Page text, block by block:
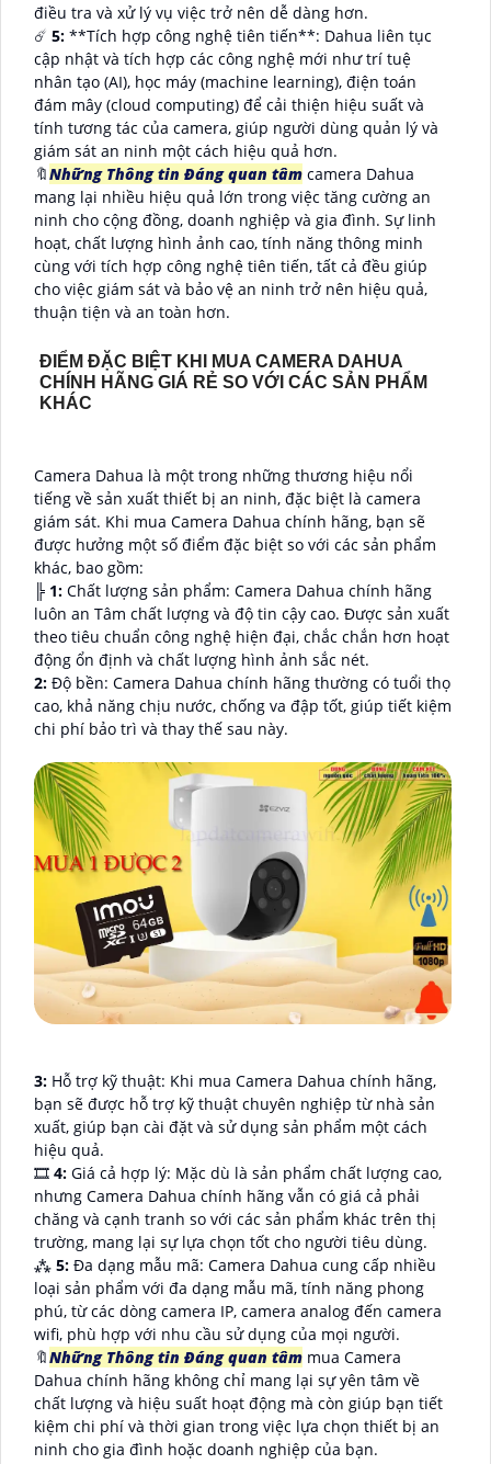
điều tra và xử lý vụ việc trở nên dễ dàng hơn.
☄️ 5: **Tích hợp công nghệ tiên tiến**: Dahua liên tục
cập nhật và tích hợp các công nghệ mới như trí tuệ
nhân tạo (AI), học máy (machine learning), điện toán
đám mây (cloud computing) để cải thiện hiệu suất và
tính tương tác của camera, giúp người dùng quản lý và
giám sát an ninh một cách hiệu quả hơn.
🔖Những Thông tin Đáng quan tâm camera Dahua
mang lại nhiều hiệu quả lớn trong việc tăng cường an
ninh cho cộng đồng, doanh nghiệp và gia đình. Sự linh
hoạt, chất lượng hình ảnh cao, tính năng thông minh
cùng với tích hợp công nghệ tiên tiến, tất cả đều giúp
cho việc giám sát và bảo vệ an ninh trở nên hiệu quả,
thuận tiện và an toàn hơn.
ĐIỂM ĐẶC BIỆT KHI MUA CAMERA DAHUA
CHÍNH HÃNG GIÁ RẺ SO VỚI CÁC SẢN PHẨM
KHÁC
Camera Dahua là một trong những thương hiệu nổi
tiếng về sản xuất thiết bị an ninh, đặc biệt là camera
giám sát. Khi mua Camera Dahua chính hãng, bạn sẽ
được hưởng một số điểm đặc biệt so với các sản phẩm
khác, bao gồm:
╠ 1: Chất lượng sản phẩm: Camera Dahua chính hãng
luôn an Tâm chất lượng và độ tin cậy cao. Được sản xuất
theo tiêu chuẩn công nghệ hiện đại, chắc chắn hơn hoạt
động ổn định và chất lượng hình ảnh sắc nét.
2: Độ bền: Camera Dahua chính hãng thường có tuổi thọ
cao, khả năng chịu nước, chống va đập tốt, giúp tiết kiệm
chi phí bảo trì và thay thế sau này.
3: Hỗ trợ kỹ thuật: Khi mua Camera Dahua chính hãng,
bạn sẽ được hỗ trợ kỹ thuật chuyên nghiệp từ nhà sản
xuất, giúp bạn cài đặt và sử dụng sản phẩm một cách
hiệu quả.
🎞 4: Giá cả hợp lý: Mặc dù là sản phẩm chất lượng cao,
nhưng Camera Dahua chính hãng vẫn có giá cả phải
chăng và cạnh tranh so với các sản phẩm khác trên thị
trường, mang lại sự lựa chọn tốt cho người tiêu dùng.
⁂ 5: Đa dạng mẫu mã: Camera Dahua cung cấp nhiều
loại sản phẩm với đa dạng mẫu mã, tính năng phong
phú, từ các dòng camera IP, camera analog đến camera
wifi, phù hợp với nhu cầu sử dụng của mọi người.
🔖Những Thông tin Đáng quan tâm mua Camera
Dahua chính hãng không chỉ mang lại sự yên tâm về
chất lượng và hiệu suất hoạt động mà còn giúp bạn tiết
kiệm chi phí và thời gian trong việc lựa chọn thiết bị an
ninh cho gia đình hoặc doanh nghiệp của bạn.